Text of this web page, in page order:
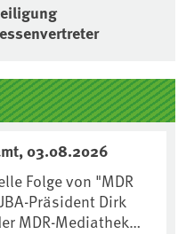
03.08.2026
Folge von "MDR
Präsident Dirk
MDR-Mediathek